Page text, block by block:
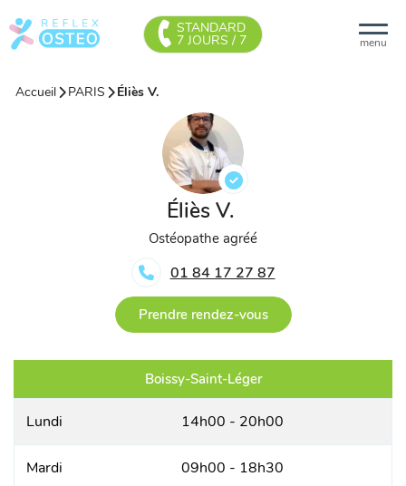
menu
STANDARD
7 JOURS / 7
Accueil PARIS Éliès V.
Éliès V.
Ostéopathe agréé
01 84 17 27 87
Prendre rendez-vous
Boissy-Saint-Léger
Lundi 14h00 - 20h00
Mardi 09h00 - 18h30